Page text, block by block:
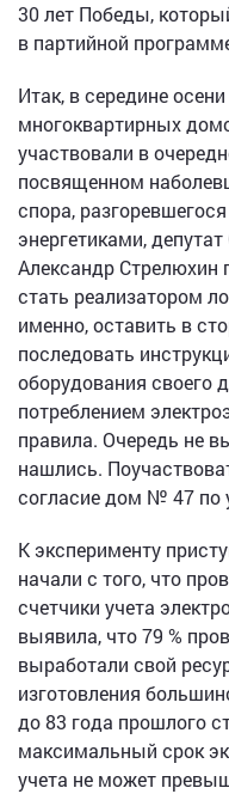
30 лет Победы,
в партийной
Итак, в середине
многоквартирных
участвовали в
посвященном
спора,
энергетиками,
Александр Стрелюхин
стать реализатором
именно, оставить в
последовать
оборудования своего
потреблением
правила. Очередь не
нашлись.
согласие дом № 47 по
К эксперименту
начали с того, что
счетчики учета
выявила, что 79 %
выработали свой
изготовления
до 83 года прошлого
максимальный срок
учета не может